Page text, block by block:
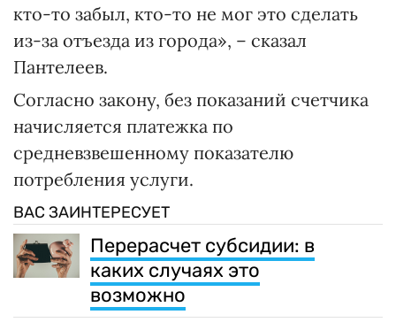
кто-то забыл, кто-то не мог это сделать
из-за отъезда из города», – сказал
Пантелеев.
Согласно закону, без показаний счетчика
начисляется платежка по
средневзвешенному показателю
потребления услуги.
ВАС ЗАИНТЕРЕСУЕТ
Перерасчет субсидии: в
каких случаях это
возможно